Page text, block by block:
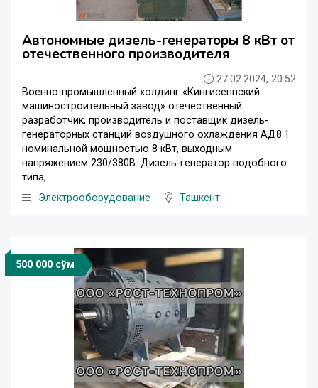
Автономные дизель-генераторы 8 кВт от
отечественного производителя
27.02.2024, 20:52
Военно-промышленный холдинг «Кингисеппский
машиностроительный завод» отечественный
разработчик, производитель и поставщик дизель-
генераторных станций воздушного охлаждения АД8.1
номинальной мощностью 8 кВт, выходным
напряжением 230/380В. Дизель-генератор подобного
типа, ...
Электрооборудование
Ташкент
500 000 сўм